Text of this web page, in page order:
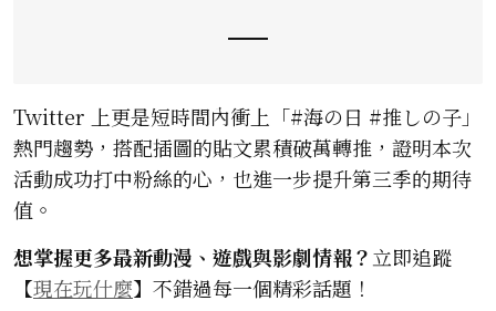
Twitter 上更是短時間內衝上「#海の日 #推しの子」
熱門趨勢，搭配插圖的貼文累積破萬轉推，證明本次
活動成功打中粉絲的心，也進一步提升第三季的期待
值。
想掌握更多最新動漫、遊戲與影劇情報？立即追蹤
【現在玩什麼】不錯過每一個精彩話題！